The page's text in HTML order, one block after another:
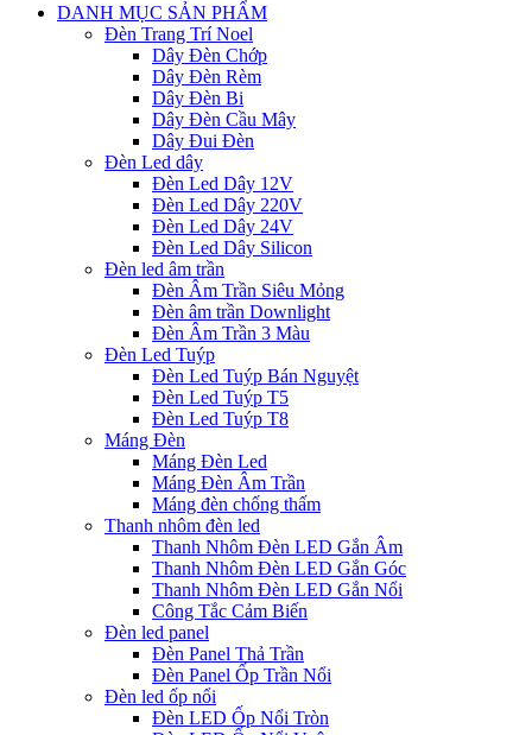
Main
DANH MỤC SẢN PHẨM
Đèn Trang Trí Noel
Dây Đèn Chớp
Dây Đèn Rèm
Dây Đèn Bi
Dây Đèn Cầu Mây
Dây Đui Đèn
Đèn Led dây
Đèn Led Dây 12V
Đèn Led Dây 220V
Đèn Led Dây 24V
Đèn Led Dây Silicon
Đèn led âm trần
Đèn Âm Trần Siêu Mỏng
Đèn âm trần Downlight
Đèn Âm Trần 3 Màu
Đèn Led Tuýp
Đèn Led Tuýp Bán Nguyệt
Đèn Led Tuýp T5
Đèn Led Tuýp T8
Máng Đèn
Máng Đèn Led
Máng Đèn Âm Trần
Máng đèn chống thấm
Thanh nhôm đèn led
Thanh Nhôm Đèn LED Gắn Âm
Thanh Nhôm Đèn LED Gắn Góc
Thanh Nhôm Đèn LED Gắn Nổi
Công Tắc Cảm Biến
Đèn led panel
Đèn Panel Thả Trần
Đèn Panel Ốp Trần Nổi
Đèn led ốp nổi
Đèn LED Ốp Nổi Tròn